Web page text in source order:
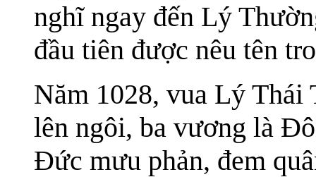
nghĩ ngay đến Lý
đầu tiên được nêu tên
Năm 1028, vua Lý Thái
lên ngôi, ba vương là
Đức mưu phản, đem